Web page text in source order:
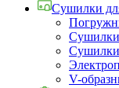
Сушилки
Сушилки
Сушилки
V-